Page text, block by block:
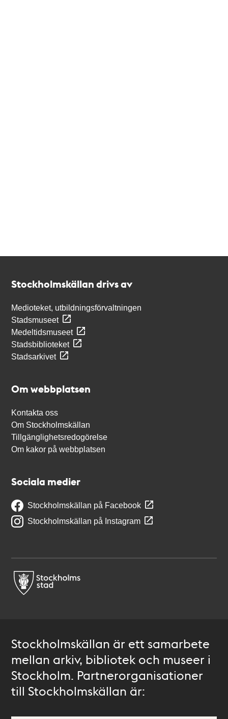
Stockholmskällan drivs av
Medioteket, utbildningsförvaltningen
Stadsmuseet
Medeltidsmuseet
Stadsbiblioteket
Stadsarkivet
Om webbplatsen
Kontakta oss
Om Stockholmskällan
Tillgänglighetsredogörelse
Om kakor på webbplatsen
Sociala medier
Stockholmskällan på Facebook
Stockholmskällan på Instagram
Stockholmskällan är ett samarbete
mellan arkiv, bibliotek och museer i
Stockholm. Partnerorganisationer
till Stockholmskällan är: